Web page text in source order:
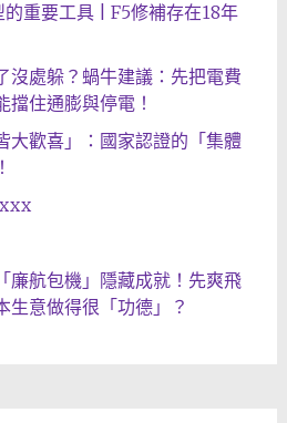
的重要工具 | F5修補存在18年
沒處躲？蝸牛建議：先把電費
擋住通膨與停電！
大歡喜」：國家認證的「集體
廉航包機」隱藏成就！先爽飛
生意做得很「功德」？